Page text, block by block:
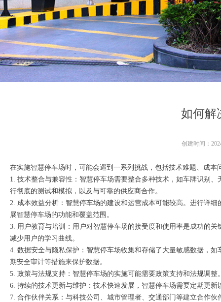
如何解
在实施智慧停车场时，可能会遇到一系列挑战，包括技术难题、成
1. 技术整合与兼容性：智慧停车场需要整合多种技术，如车牌识别
行彻底的测试和模拟，以及与可靠的供应商合作。
2. 成本效益分析：智慧停车场的建设和运营成本可能较高。进行详
展智慧停车场的功能和覆盖范围。
3. 用户教育与培训：用户对智慧停车场的接受度和使用率是成功的
减少用户的学习曲线。
4. 数据安全与隐私保护：智慧停车场收集和存储了大量敏感数据，
期安全审计等措施来保护数据。
5. 政策与法规支持：智慧停车场的实施可能需要政策支持和法规调
6. 持续的技术更新与维护：技术快速发展，智慧停车场需要定期更
7. 合作伙伴关系：与科技公司、城市管理者、交通部门等建立合作
创建时间：